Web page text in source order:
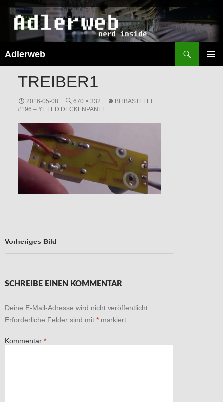
Adlerweb
SPRINGEN
TREIBER1
2016-05-08 670 × 332
BITBASTELEI
#196 – YL LED DECKENPANEL
Vorheriges Bild
SCHREIBE EINEN KOMMENTAR
Deine E-Mail-Adresse wird nicht veröffentlicht.
Erforderliche Felder sind mit * markiert
Kommentar *